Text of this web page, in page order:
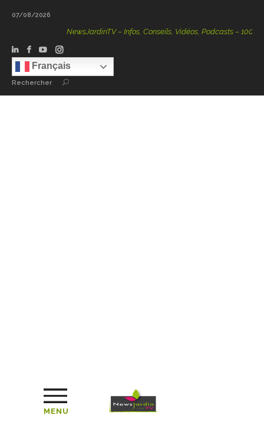
07/08/2026
NewsJardinTV – Infos, Conseils, Vidéos, Podcasts – 100 %
Français
Rechercher
MENU